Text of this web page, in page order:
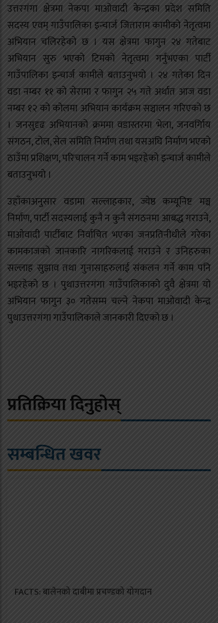
उत्तरगंगा क्षेत्रमा नेकपा माओवादी केन्द्रका प्रदेश समिति
सदस्य एवम् गाउँपालिका इन्चार्ज जिताराम कामीको नेतृत्वमा
अभियान चलिरहेको छ । यस क्षेत्रमा फागुन २४ गतेबाट
अभियान सुरु भएको टिमको नेतृत्वमा गर्नुभएका पार्टी
गाउँपालिका इन्चार्ज कामीले बताउनुभयो । २४ गतेका दिन
वडा नम्बर ११ को सेरामा र फागुन २५ गते अर्थात आज वडा
नम्बर १२ को कोलमा अभियान कार्यक्रम सञ्चालन गरिएको छ
। जनसुदृढ अभियानको क्रममा वडास्तरमा भेला, जनवर्गिाय
संगठन, टोल, सेल समिति निर्माण तथा यसअघि निर्माण भएको
ठाउँमा प्रशिक्षण, परिचालन गर्ने काम भइरहेको इन्चार्ज कामीले
बताउनुभयो ।
उहाँकाअनुसार वडामा सल्लाहकार, ज्येष्ठ कम्यूनिष्ट मञ्च
निर्माण, पार्टी सदस्यलाई कुनै न कुनै संगठनमा आबद्ध गराउने,
माओवादी पार्टीबाट निर्वाचित भएका जनप्रतिनीधीले गरेका
कामकाजको जानकारि नागरिकलाई गराउने र उनिहरुका
सल्लाह सुझाव तथा गुनासाहरुलाई संकलन गर्ने काम पनि
भइरहेको छ । पुथाउत्तरगंगा गाउँपालिकाको दुवै क्षेत्रमा यो
अभियान फागुन ३० गतेसम्म चल्ने नेकपा माओवादी केन्द्र
पुथाउत्तरगंगा गाउँपालिकाले जानकारी दिएको छ ।
प्रतिक्रिया दिनुहोस्
सम्बन्धित खवर
FACTS: बालेनको दाबीमा प्रचण्डको योगदान